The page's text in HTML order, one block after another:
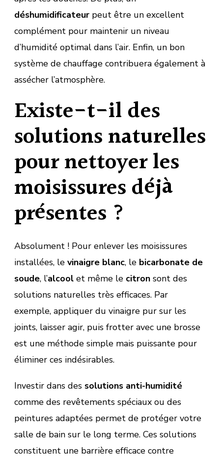
déshumidificateur peut être un excellent
complément pour maintenir un niveau
d’humidité optimal dans l’air. Enfin, un bon
système de chauffage contribuera également à
assécher l’atmosphère.
Existe-t-il des
solutions naturelles
pour nettoyer les
moisissures déjà
présentes ?
Absolument ! Pour enlever les moisissures
installées, le vinaigre blanc, le bicarbonate de
soude, l’alcool et même le citron sont des
solutions naturelles très efficaces. Par
exemple, appliquer du vinaigre pur sur les
joints, laisser agir, puis frotter avec une brosse
est une méthode simple mais puissante pour
éliminer ces indésirables.
Investir dans des solutions anti-humidité
comme des revêtements spéciaux ou des
peintures adaptées permet de protéger votre
salle de bain sur le long terme. Ces solutions
constituent une barrière efficace contre